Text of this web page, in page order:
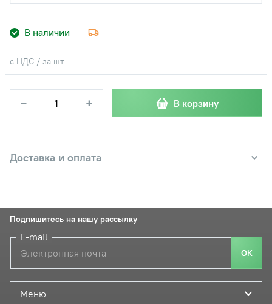
В наличии
с НДС / за шт
− + В корзину
Доставка и оплата
Меню
Подпишитесь на нашу рассылку
E-mail
ОК